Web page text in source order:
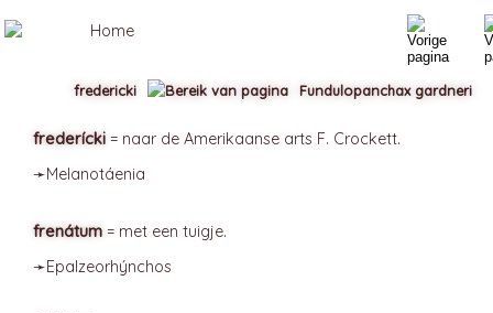
frederícki = naar de Amerikaanse arts F. Crockett.
➛Melanotáenia
frenátum = met een tuigje.
➛Epalzeorhýnchos
fredericki Fundulopanchax gardneri